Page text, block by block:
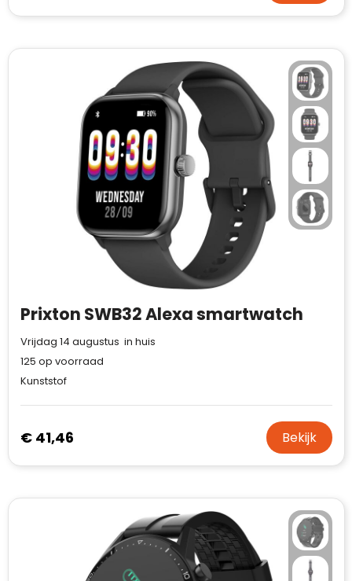
Prixton SWB32 Alexa smartwatch
Vrijdag 14 augustus in huis
125 op voorraad
Kunststof
€ 41,46 Bekijk